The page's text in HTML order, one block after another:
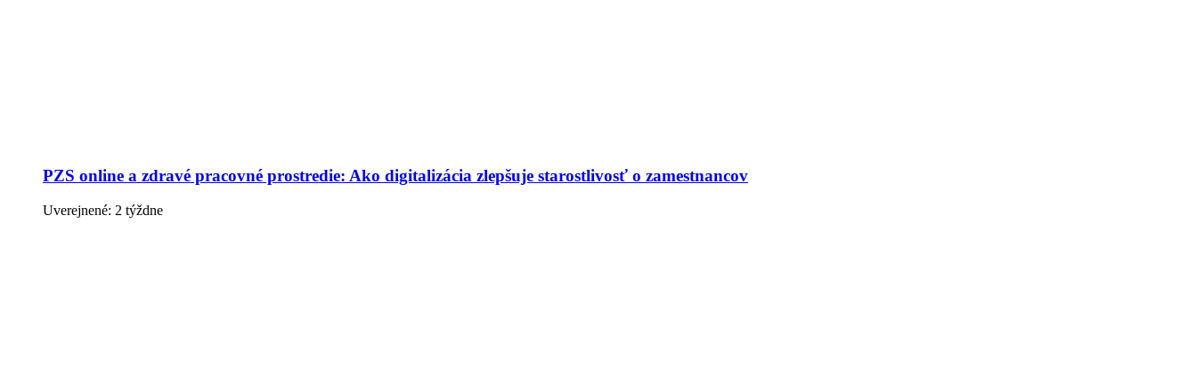
PZS online a zdravé pracovné prostredie: Ako digitalizácia zlepšuje starostlivosť o zamestnancov
Uverejnené: 2 týždne